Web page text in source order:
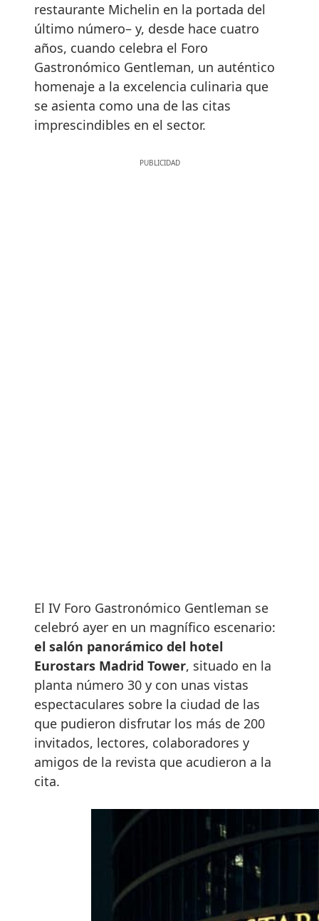
restaurante Michelin en la portada del
último número– y, desde hace cuatro
años, cuando celebra el Foro
Gastronómico Gentleman, un auténtico
homenaje a la excelencia culinaria que
se asienta como una de las citas
imprescindibles en el sector.
El IV Foro Gastronómico Gentleman se
celebró ayer en un magnífico escenario:
el salón panorámico del hotel
Eurostars Madrid Tower, situado en la
planta número 30 y con unas vistas
espectaculares sobre la ciudad de las
que pudieron disfrutar los más de 200
invitados, lectores, colaboradores y
amigos de la revista que acudieron a la
cita.